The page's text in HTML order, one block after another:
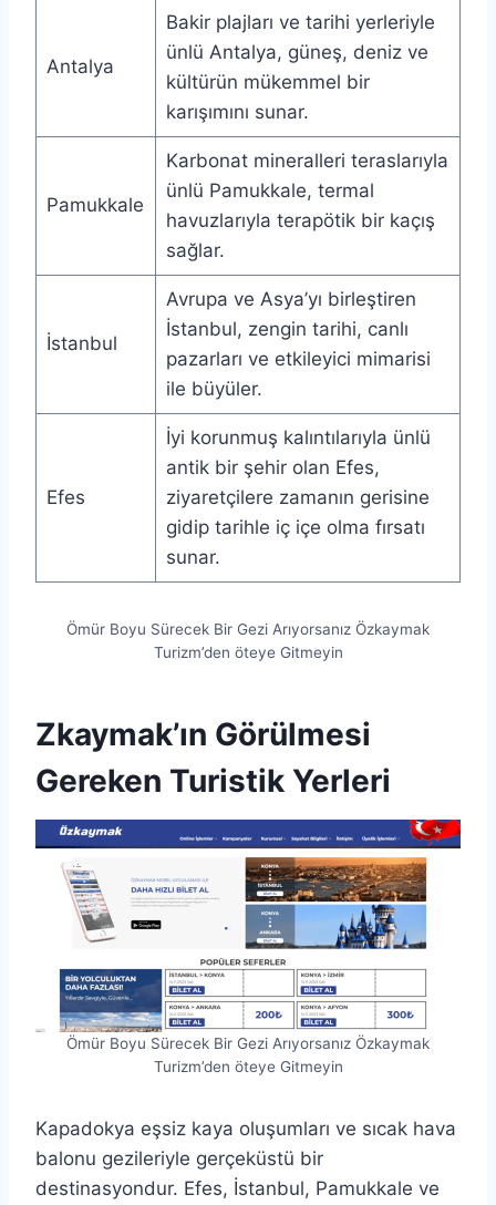
Antalya
Bakir plajları ve tarihi yerleriyle
ünlü Antalya, güneş, deniz ve
kültürün mükemmel bir
karışımını sunar.
Pamukkale
Karbonat mineralleri teraslarıyla
ünlü Pamukkale, termal
havuzlarıyla terapötik bir kaçış
sağlar.
İstanbul
Avrupa ve Asya’yı birleştiren
İstanbul, zengin tarihi, canlı
pazarları ve etkileyici mimarisi
ile büyüler.
Efes
İyi korunmuş kalıntılarıyla ünlü
antik bir şehir olan Efes,
ziyaretçilere zamanın gerisine
gidip tarihle iç içe olma fırsatı
sunar.
Ömür Boyu Sürecek Bir Gezi Arıyorsanız Özkaymak
Turizm’den öteye Gitmeyin
Zkaymak’ın Görülmesi
Gereken Turistik Yerleri
Ömür Boyu Sürecek Bir Gezi Arıyorsanız Özkaymak
Turizm’den öteye Gitmeyin
Kapadokya eşsiz kaya oluşumları ve sıcak hava
balonu gezileriyle gerçeküstü bir
destinasyondur. Efes, İstanbul, Pamukkale ve